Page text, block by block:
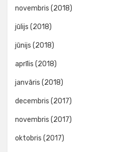
novembris (2018)
jūlijs (2018)
jūnijs (2018)
aprīlis (2018)
janvāris (2018)
decembris (2017)
novembris (2017)
oktobris (2017)